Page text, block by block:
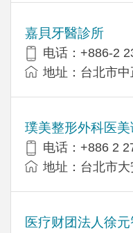
嘉貝牙醫診所
电话：+886-2
地址：台北市
璞美整形外科医
电话：+886 2
地址：台北市
医疗财团法人徐